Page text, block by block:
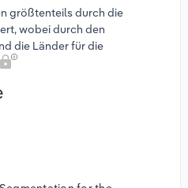
größtenteils durch die
wobei durch den
die Länder für die